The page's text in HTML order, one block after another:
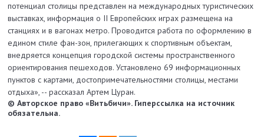
потенциал столицы представлен на международных туристических
выставках, информация о II Европейских играх размещена на
станциях и в вагонах метро. Проводится работа по оформлению в
едином стиле фан-зон, прилегающих к спортивным объектам,
внедряется концепция городской системы пространственного
ориентирования пешеходов. Установлено 69 информационных
пунктов с картами, достопримечательностями столицы, местами
отдыха», -- рассказал Артем Цуран.
© Авторское право «Витьбичи». Гиперссылка на источник
обязательна.